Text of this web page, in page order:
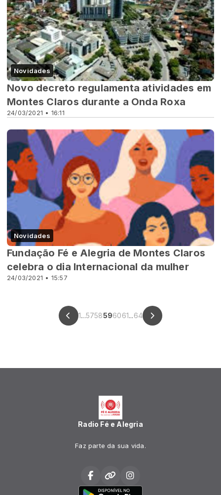
Novidades
24/03/2021 • 16:11
Novo decreto regulamenta atividades em
Montes Claros durante a Onda Roxa
Novidades
24/03/2021 • 15:57
Fundação Fé e Alegria de Montes Claros
celebra o dia Internacional da mulher
1...5758596061...64
Radio Fé e Alegria
Faz parte da sua vida.